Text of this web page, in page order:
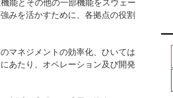
能とその他の一部機能をスウェー
みを活かすために、各拠点の役割
マネジメントの効率化、ひいては
あたり、オペレーション及び開発